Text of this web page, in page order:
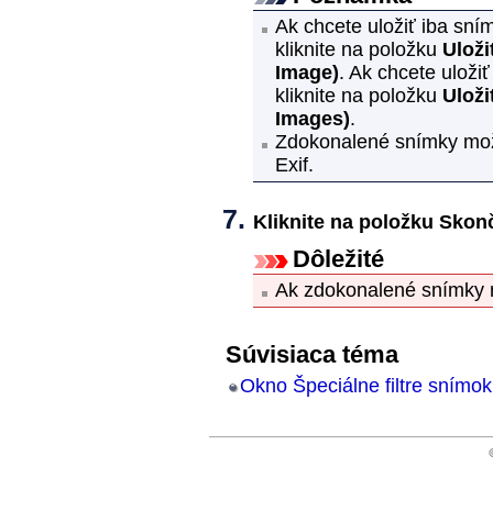
Ak chcete uložiť iba
kliknite na položku
Image). Ak chcete
kliknite na položku
Images).
Zdokonalené snímky
Exif.
Kliknite na položku
Dôležité
Ak zdokonalené snímky
Súvisiaca téma
Okno Špeciálne filtre snímok